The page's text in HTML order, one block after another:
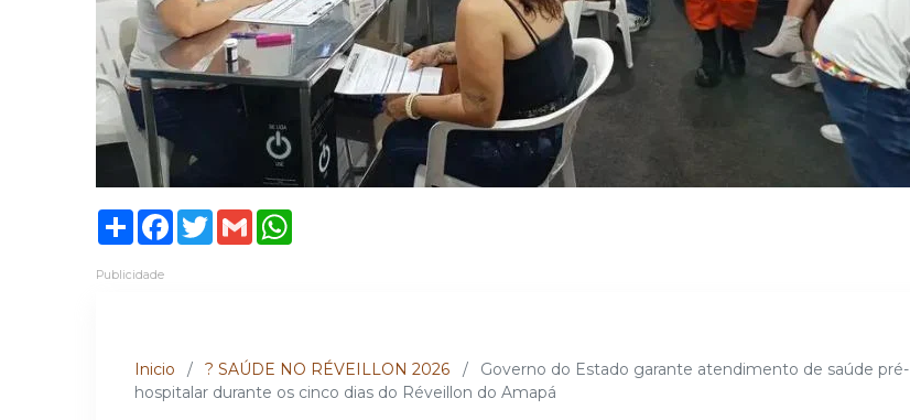
ShareFacebook
TwitterGmail
Publicidade
Inicio / ? SAÚDE NO RÉVEILLON 2026 /
Governo do Estado garante atendimento de saúde pré-
hospitalar durante os cinco dias do Réveillon do Amapá